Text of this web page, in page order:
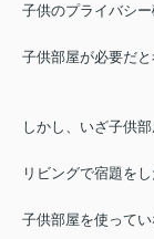
子供のプライバシ
子供部屋が必要だ
しかし、いざ子供
リビングで宿題を
子供部屋を使って